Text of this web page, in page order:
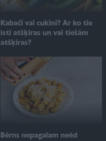
Kabači vai cukini? Ar ko tie
īsti atšķiras un vai tiešām
atšķiras?
Bērns nepagalam neēd